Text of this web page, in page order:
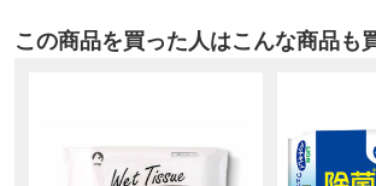
この商品を買った人はこんな商品も